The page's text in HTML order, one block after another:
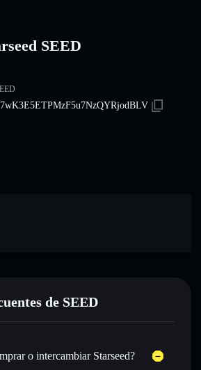
SEED
de SEED
o intercambiar Starseed?